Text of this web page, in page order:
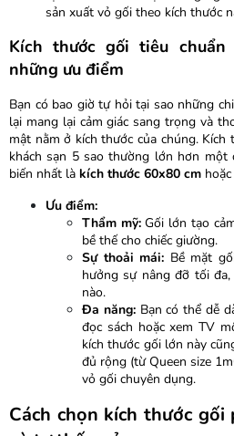
sản xuất vỏ gối theo kích thước
Kích thước gối tiêu
những ưu điểm
Bạn có bao giờ tự hỏi tại sao những
lại mang lại cảm giác sang trọng và
mật nằm ở kích thước của chúng.
khách sạn 5 sao thường lớn hơn
biến nhất là kích thước 60x80 cm hoặc
Ưu điểm:
Thẩm mỹ:Gối lớn tạo
bề thế cho chiếc giường.
Sự thoải mái: Bề mặt
hưởng sự nâng đỡ tối
nào.
Đa năng:Bạn có thể dễ
đọc sách hoặc xem TV
kích thước gối lớn này
đủ rộng (từ Queen size
vỏ gối chuyên dụng.
Cách chọn kích thước